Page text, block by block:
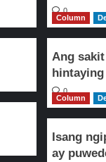
0
Column
Ang
hintaying
0
Column
Isang
ay